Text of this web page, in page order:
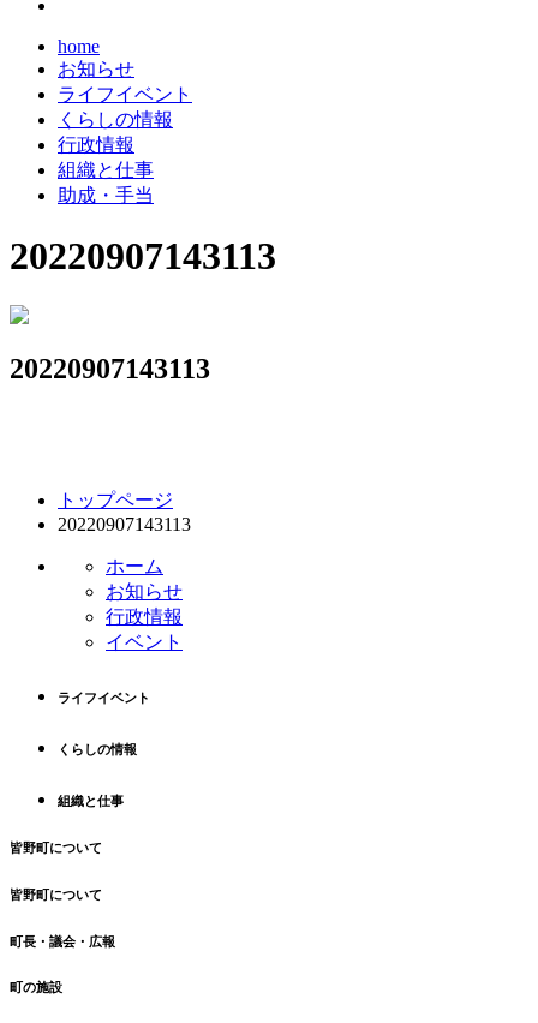
home
お知らせ
ライフイベント
くらしの情報
行政情報
組織と仕事
助成・手当
20220907143113
20220907143113
トップページ
20220907143113
ホーム
お知らせ
行政情報
イベント
ライフイベント
くらしの情報
組織と仕事
皆野町について
皆野町について
町長・議会・広報
町の施設